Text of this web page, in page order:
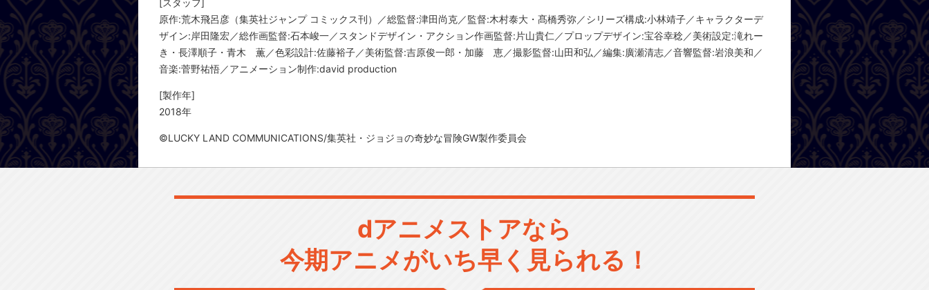
原作:荒木飛呂彦（集英社ジャンプ コミックス刊）／総監督:津田尚克／監督:木村泰大・髙橋秀弥／シリーズ構成:小林靖子／キャラクターデ
ザイン:岸田隆宏／総作画監督:石本峻一／スタンドデザイン・アクション作画監督:片山貴仁／プロップデザイン:宝谷幸稔／美術設定:滝れー
き・長澤順子・青木 薫／色彩設計:佐藤裕子／美術監督:吉原俊一郎・加藤 恵／撮影監督:山田和弘／編集:廣瀬清志／音響監督:岩浪美和／
音楽:菅野祐悟／アニメーション制作:david production
[製作年]
2018年
©LUCKY LAND COMMUNICATIONS/集英社・ジョジョの奇妙な冒険GW製作委員会
dアニメストアなら
今期アニメがいち早く見られる！